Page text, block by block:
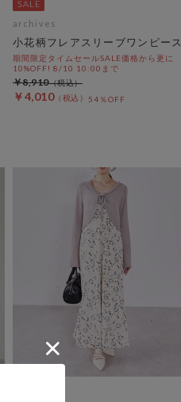
archives
小花柄フレアスリーブワンピース
期間限定タイムセールSALE価格から更に
10%OFF! 8/10 10:00まで
￥4,010 54％OFF
￥8,910